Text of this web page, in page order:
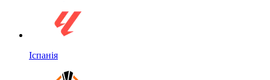
Іспанія